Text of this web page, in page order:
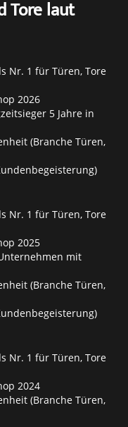
Tore laut
Nr. 1 für Türen, Tore
2026
5 Jahre in
(Branche Türen,
Nr. 1 für Türen, Tore
2025
mit
(Branche Türen,
Nr. 1 für Türen, Tore
2024
(Branche Türen,